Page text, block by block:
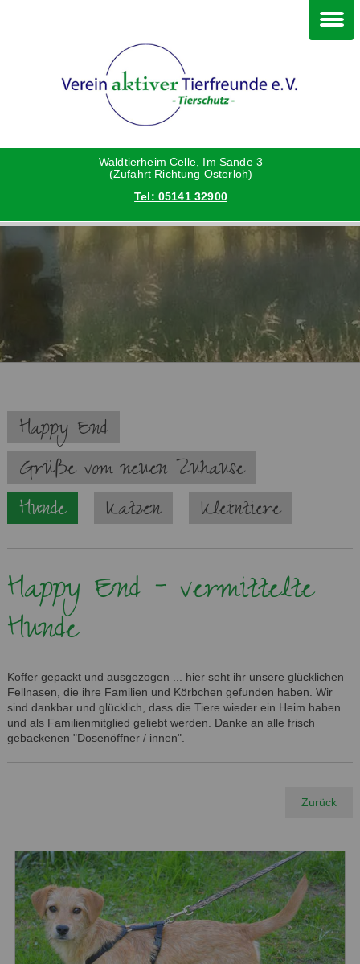
Waldtierheim Celle, Im Sande 3
(Zufahrt Richtung Osterloh)
Tel: 05141 32900
Navigation
überspringen
Happy End
Grüße vom neuen Zuhause
Hunde
Katzen Kleintiere
Happy End - vermittelte
Hunde
Koffer gepackt und ausgezogen ... hier seht ihr unsere glücklichen
Fellnasen, die ihre Familien und Körbchen gefunden haben. Wir
sind dankbar und glücklich, dass die Tiere wieder ein Heim haben
und als Familienmitglied geliebt werden. Danke an alle frisch
gebackenen "Dosenöffner / innen".
Zurück
Katzen
Vermittlungshilfe privat
Danke an die Helfer
Vorstand
Satzung